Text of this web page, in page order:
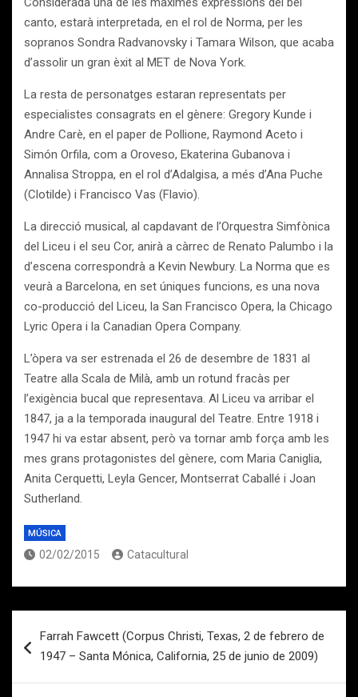
canto, estarà interpretada, en el rol de Norma, per les
sopranos Sondra Radvanovsky i Tamara Wilson, que acaba
d’assolir un gran èxit al MET de Nova York.
La resta de personatges estaran representats per
especialistes consagrats en el gènere: Gregory Kunde i
Andre Carè, en el paper de Pollione, Raymond Aceto i
Simón Orfila, com a Oroveso, Ekaterina Gubanova i
Annalisa Stroppa, en el rol d’Adalgisa, a més d’Ana Puche
(Clotilde) i Francisco Vas (Flavio).
La direcció musical, al capdavant de l’Orquestra Simfònica
del Liceu i el seu Cor, anirà a càrrec de Renato Palumbo i la
d’escena correspondrà a Kevin Newbury. La Norma que es
veurà a Barcelona, en set úniques funcions, es una nova
co-producció del Liceu, la San Francisco Opera, la Chicago
Lyric Opera i la Canadian Opera Company.
L’òpera va ser estrenada el 26 de desembre de 1831 al
Teatre alla Scala de Milà, amb un rotund fracàs per
l’exigència bucal que representava. Al Liceu va arribar el
1847, ja a la temporada inaugural del Teatre. Entre 1918 i
1947 hi va estar absent, però va tornar amb força amb les
mes grans protagonistes del gènere, com Maria Caniglia,
Anita Cerquetti, Leyla Gencer, Montserrat Caballé i Joan
Sutherland.
MÚSICA
02/02/2015 Catacultural
de
Farrah Fawcett (Corpus Christi, Texas, 2 de febrero de
1947 – Santa Mónica, California, 25 de junio de 2009)